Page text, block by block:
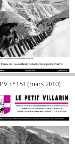
PV n°151 (mars 2010)